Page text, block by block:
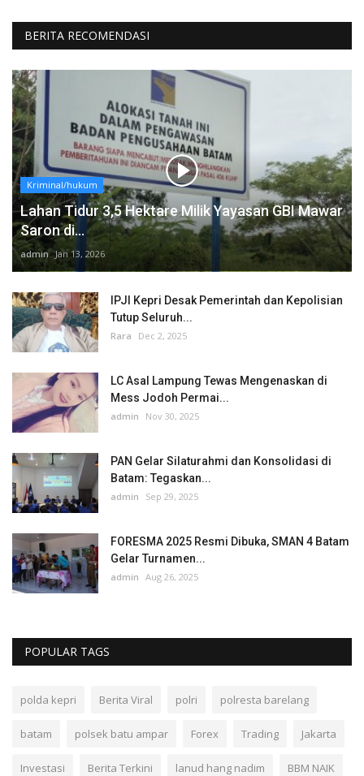
BERITA RECOMENDASI
Kriminal/hukum
Lahan Tidur 3,5 Hektare Milik Yayasan GBI Mawar
Saron di...
admin Jan 13, 2026
IPJI Kepri Desak Pemerintah dan Kepolisian
Tutup Seluruh...
Rara Dec 2, 2025
LC Asal Lampung Tewas Mengenaskan di
Mess Jodoh Permai...
admin Nov 30, 2025
PAN Gelar Silaturahmi dan Konsolidasi di
Batam: Tegaskan...
admin Sep 29, 2025
FORESMA 2025 Resmi Dibuka, SMAN 4 Batam
Gelar Turnamen...
admin Aug 26, 2025
POPULAR TAGS
polda kepri Berita Viral polri polresta barelang
batam polsek batu ampar Forex Trading Jakarta
Investasi Berita Terkini lanud hang nadim BBM NAIK